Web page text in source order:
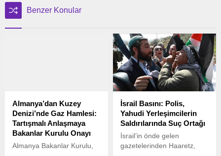
Benzer Konular
Almanya’dan Kuzey
Denizi’nde Gaz Hamlesi:
Tartışmalı Anlaşmaya
Bakanlar Kurulu Onayı
Almanya Bakanlar Kurulu,
İsrail Basını: Polis,
Yahudi Yerleşimcilerin
Saldırılarında Suç Ortağı
İsrail’in önde gelen
gazetelerinden Haaretz,